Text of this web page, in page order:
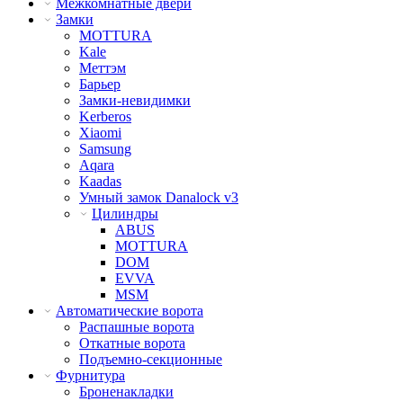
Межкомнатные двери
Замки
MOTTURA
Kale
Меттэм
Барьер
Замки-невидимки
Kerberos
Xiaomi
Samsung
Aqara
Kaadas
Умный замок Danalock v3
Цилиндры
ABUS
MOTTURA
DOM
EVVA
MSM
Автоматические ворота
Распашные ворота
Откатные ворота
Подъемно-секционные
Фурнитура
Броненакладки